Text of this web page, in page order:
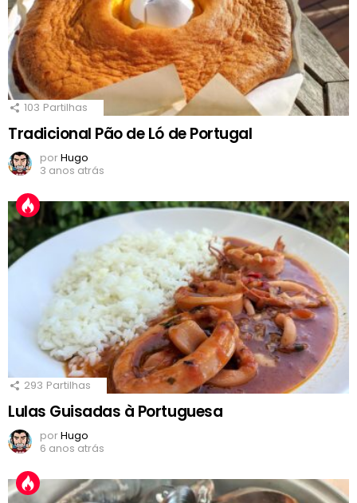
103 Partilhas
Tradicional Pão de Ló de Portugal
porHugo
3 anos atrás
293 Partilhas
Lulas Guisadas à Portuguesa
porHugo
6 anos atrás